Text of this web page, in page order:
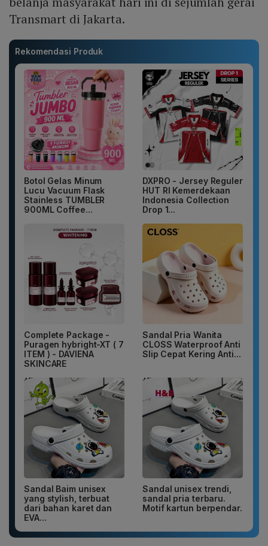
Transmart di Jakarta.
Rekomendasi Produk
Botol Gelas Minum
Lucu Vacuum Flask
Stainless TUMBLER
900ML Coffee...
DXPRO - Jersey Reguler
HUT RI Kemerdekaan
Indonesia Collection
Drop 1...
Complete Package -
Puragen hybright-XT ( 7
ITEM ) - DAVIENA
SKINCARE
Sandal Pria Wanita
CLOSS Waterproof Anti
Slip Cepat Kering Anti...
Sandal Baim unisex
yang stylish, terbuat
dari bahan karet dan
EVA...
Sandal unisex trendi,
sandal pria terbaru.
Motif kartun berpendar.